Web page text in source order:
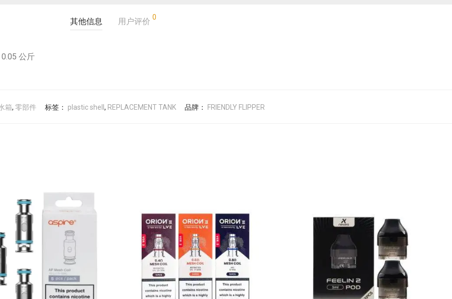
其他信息 用户评价 0
0.05 公斤
箱, 零部件 标签： plastic shell , REPLACEMENT TANK 品牌： FRIENDLY FLIPPER